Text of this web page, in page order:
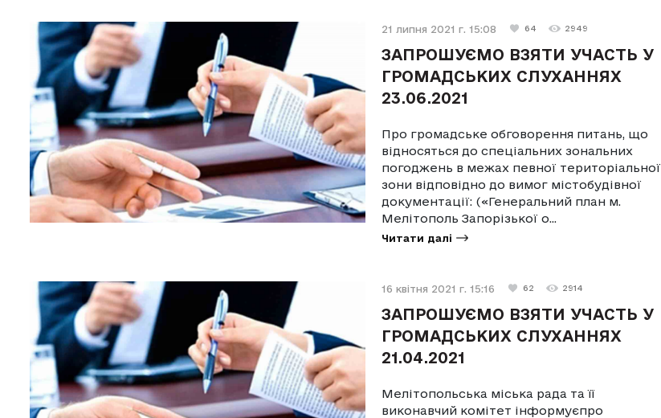
21 липня 2021 г. 15:08 64 2949
ЗАПРОШУЄМО ВЗЯТИ УЧАСТЬ У
ГРОМАДСЬКИХ СЛУХАННЯХ
23.06.2021
Про громадське обговорення питань, що
відносяться до спеціальних зональних
погоджень в межах певної територіальної
зони відповідно до вимог містобудівної
документації: («Генеральний план м.
Мелітополь Запорізької о...
Читати далі
16 квітня 2021 г. 15:16 62 2914
ЗАПРОШУЄМО ВЗЯТИ УЧАСТЬ У
ГРОМАДСЬКИХ СЛУХАННЯХ
21.04.2021
Мелітопольська міська рада та її
виконавчий комітет інформуєпро